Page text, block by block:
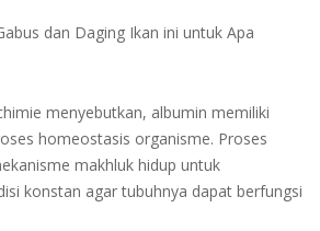
dan Daging Ikan ini untuk Apa
menyebutkan, albumin memiliki
homeostasis organisme. Proses
makhluk hidup untuk
konstan agar tubuhnya dapat berfungsi